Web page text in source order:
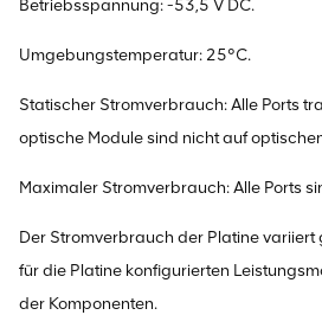
Betriebsspannung: -53,5 V DC.
Umgebungstemperatur: 25°C.
Statischer Stromverbrauch: Alle Ports
optische Module sind nicht auf
Maximaler Stromverbrauch: Alle Ports
Der Stromverbrauch der Platine
für die Platine konfigurierten
der Komponenten.